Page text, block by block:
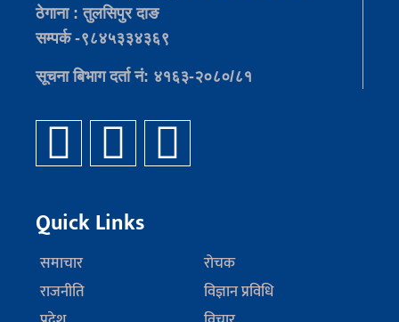
ठेगाना : तुलसिपुर दाङ
सम्पर्क -९८४५३३४३६९
सूचना बिभाग दर्ता नं: ४१६३-२०८०/८१
Quick Links
समाचार
राजनीति
रोचक
विज्ञान प्रविधि